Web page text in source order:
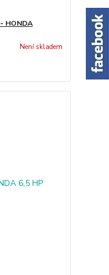
HONDA
Není skladem